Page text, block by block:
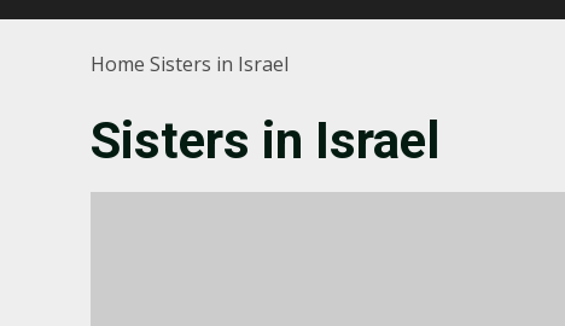
Home Sisters in Israel
Sisters in Israel